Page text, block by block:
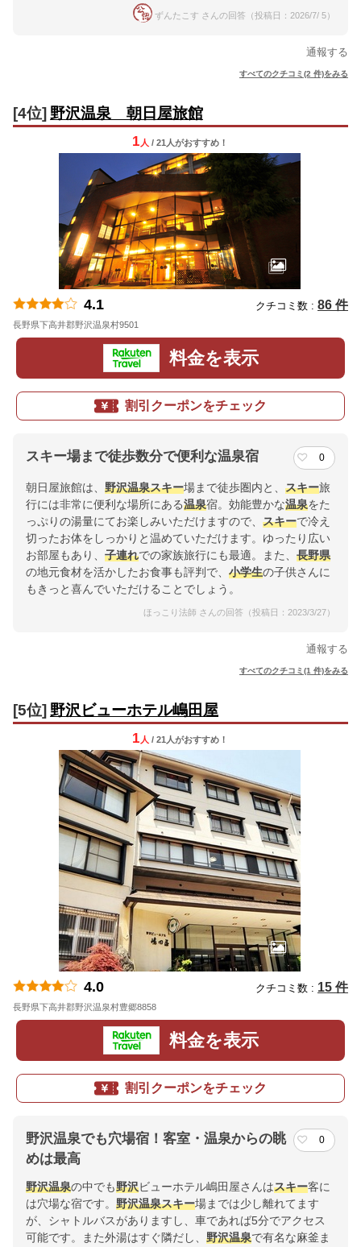
ずんたこす さんの回答（投稿日：2026/7/ 5）
通報する
すべてのクチコミ(2 件)をみる
[4位] 野沢温泉 朝日屋旅館
1 人 / 21人がおすすめ！
4.1 クチコミ数 : 86 件
長野県下高井郡野沢温泉村9501
料金を表示
割引クーポンをチェック
スキー場まで徒歩数分で便利な温泉宿 0
朝日屋旅館は、 野沢温泉スキー場まで徒歩圏内と、 スキー旅
行には非常に便利な場所にある温泉宿。効能豊かな温泉をた
っぷりの湯量にてお楽しみいただけますので、 スキーで冷え
切ったお体をしっかりと温めていただけます。ゆったり広い
お部屋もあり、 子連れでの家族旅行にも最適。また、 長野県
の地元食材を活かしたお食事も評判で、 小学生の子供さんに
もきっと喜んでいただけることでしょう。
ほっこり法師 さんの回答（投稿日：2023/3/27）
通報する
すべてのクチコミ(1 件)をみる
[5位] 野沢ビューホテル嶋田屋
1 人 / 21人がおすすめ！
4.0 クチコミ数 : 15 件
長野県下高井郡野沢温泉村豊郷8858
料金を表示
割引クーポンをチェック
野沢温泉でも穴場宿！客室・温泉からの眺
めは最高
0
野沢温泉の中でも野沢ビューホテル嶋田屋さんはスキー客に
は穴場な宿です。 野沢温泉スキー場までは少し離れてます
が、シャトルバスがありますし、車であれば5分でアクセス
可能です。また外湯はすぐ隣だし、 野沢温泉で有名な麻釜ま